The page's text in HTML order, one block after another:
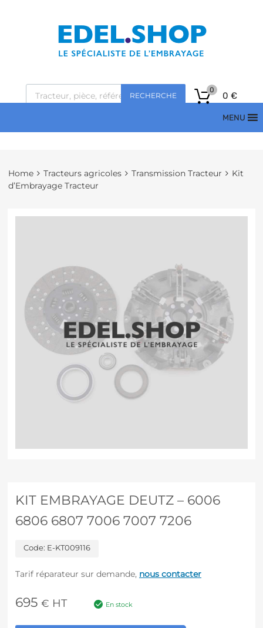
RECHERCHE 0 €
0
MENU
Home Tracteurs agricoles Transmission Tracteur
Kit
d’Embrayage Tracteur
KIT EMBRAYAGE DEUTZ – 6006
6806 6807 7006 7007 7206
Code: E-KT009116
Tarif réparateur sur demande, nous contacter
695 € HT En stock